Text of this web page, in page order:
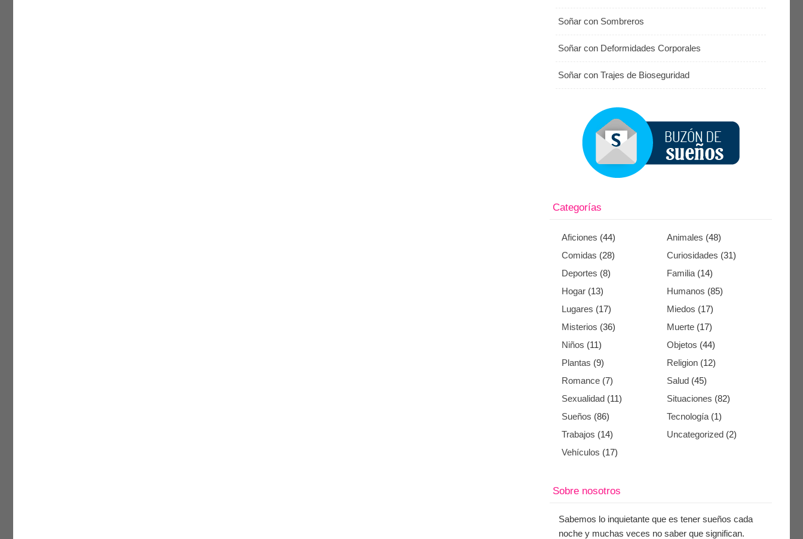
Soñar con Sombreros
Soñar con Deformidades Corporales
Soñar con Trajes de Bioseguridad
Categorías
Aficiones (44) Animales (48)
Comidas (28) Curiosidades (31)
Deportes (8) Familia (14)
Hogar (13) Humanos (85)
Lugares (17) Miedos (17)
Misterios (36) Muerte (17)
Niños (11) Objetos (44)
Plantas (9) Religion (12)
Romance (7) Salud (45)
Sexualidad (11) Situaciones (82)
Sueños (86) Tecnología (1)
Trabajos (14) Uncategorized (2)
Vehículos (17)
Sobre nosotros
Sabemos lo inquietante que es tener sueños cada
noche y muchas veces no saber que significan.